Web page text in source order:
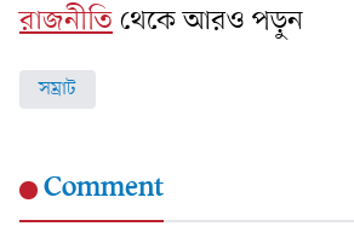
রাজনীতিথেকে আরও পড়ুন
সম্রাট
Comment